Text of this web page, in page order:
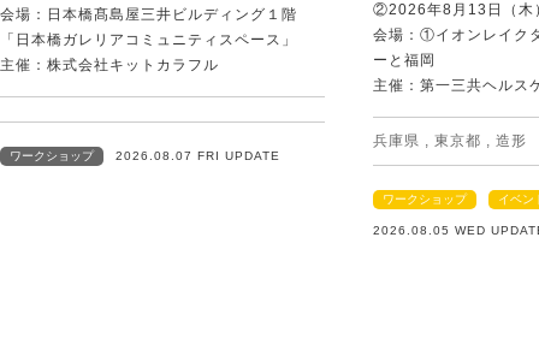
会場：日本橋髙島屋三井ビルディング１階
「日本橋ガレリアコミュニティスペース」
主催：株式会社キットカラフル
ワークショップ 2026.08.07 FRI UPDATE
②2026年8月13日（木
会場：①イオンレイ
ーと福岡
主催：第一三共ヘルス
兵庫県 , 東京都 , 造形
ワークショップ イベン
2026.08.05 WED